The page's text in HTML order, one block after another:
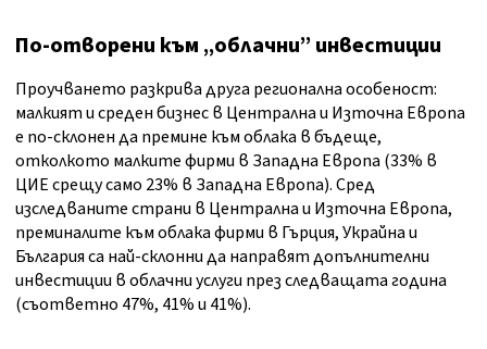
По-отворени към „облачни” инвестиции
Проучването разкрива друга регионална особеност:
малкият и среден бизнес в Централна и Източна Европа
е по-склонен да премине към облака в бъдеще,
отколкото малките фирми в Западна Европа (33% в
ЦИЕ срещу само 23% в Западна Европа). Сред
изследваните страни в Централна и Източна Европа,
преминалите към облака фирми в Гърция, Украйна и
България са най-склонни да направят допълнителни
инвестиции в облачни услуги през следващата година
(съответно 47%, 41% и 41%).